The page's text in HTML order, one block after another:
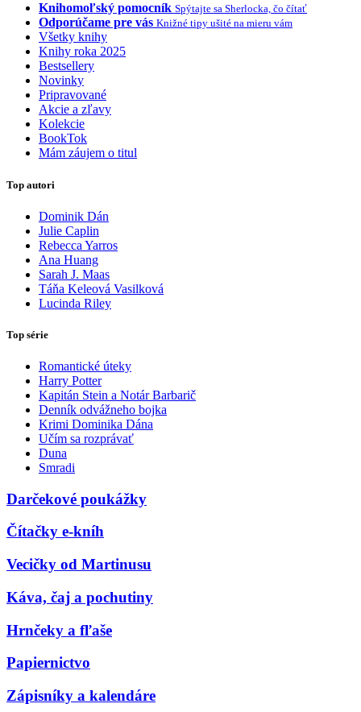
Knihomoľský pomocník Spýtajte sa Sherlocka, čo čítať
Odporúčame pre vás Knižné tipy ušité na mieru vám
Všetky knihy
Knihy roka 2025
Bestsellery
Novinky
Pripravované
Akcie a zľavy
Kolekcie
BookTok
Mám záujem o titul
Top autori
Dominik Dán
Julie Caplin
Rebecca Yarros
Ana Huang
Sarah J. Maas
Táňa Keleová Vasilková
Lucinda Riley
Top série
Romantické úteky
Harry Potter
Kapitán Stein a Notár Barbarič
Denník odvážneho bojka
Krimi Dominika Dána
Učím sa rozprávať
Duna
Smradi
Darčekové poukážky
Čítačky e-kníh
Vecičky od Martinusu
Káva, čaj a pochutiny
Hrnčeky a fľaše
Papiernictvo
Zápisníky a kalendáre